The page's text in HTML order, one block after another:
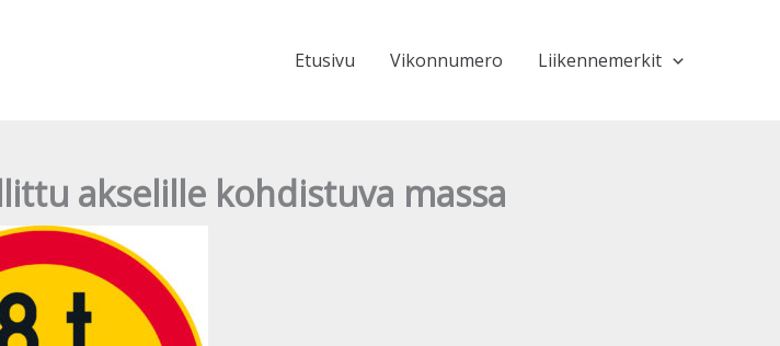
Etusivu Vikonnumero Liikennemerkit
akselille kohdistuva massa